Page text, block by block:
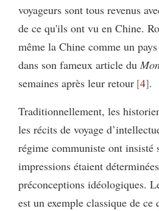
voyageurs sont tous revenus
de ce qu'ils ont vu en Chine.
même la Chine comme un
dans son fameux article du
semaines après leur retour 4 .
Traditionnellement, les
les récits de voyage
régime communiste ont insisté
impressions étaient
préconceptions idéologiques.
est un exemple classique de